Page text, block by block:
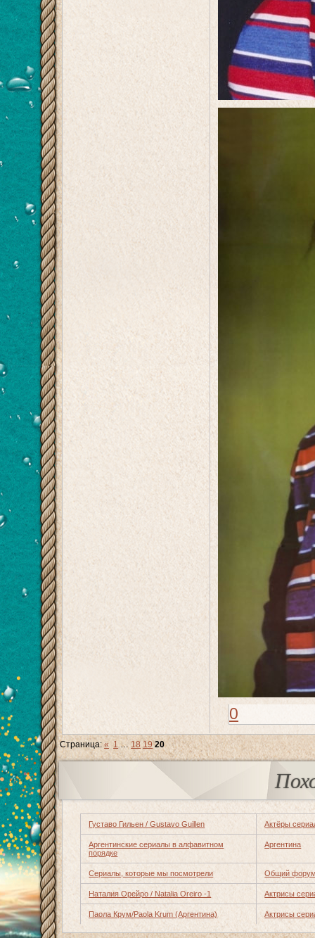
0
Страница:« 1 … 18 19 20
Густаво Гильен / Gustavo Guillen Актёры
Аргентинские сериалы в алфавитном
порядке
Аргентина
Сериалы, которые мы посмотрели Общий
Наталия Орейро / Natalia Oreiro -1 Актрисы
Паола Крум/Paola Krum (Аргентина) Актрисы